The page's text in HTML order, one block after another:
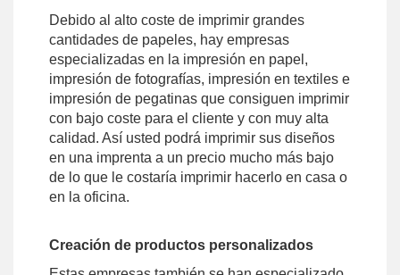
Debido al alto coste de imprimir grandes
cantidades de papeles, hay empresas
especializadas en la impresión en papel,
impresión de fotografías, impresión en textiles e
impresión de pegatinas que consiguen imprimir
con bajo coste para el cliente y con muy alta
calidad. Así usted podrá imprimir sus diseños
en una imprenta a un precio mucho más bajo
de lo que le costaría imprimir hacerlo en casa o
en la oficina.
Creación de productos personalizados